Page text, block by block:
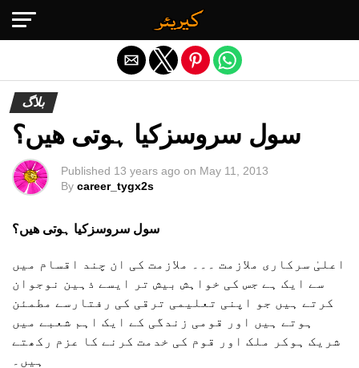
بلاگ
سول سروسزکیا ہوتی ھیں؟
Published 13 years ago on May 11, 2013
By career_tygx2s
سول سروسزکیا ہوتی ھیں؟
اعلیٰ سرکاری ملازمت ۔۔۔ ملازمت کی ان چند اقسام میں
سے ایک ہے جس کی خواہش بیش تر ایسے ذہین نوجوان
کرتے ہیں جو اپنی تعلیمی ترقی کی رفتارسے مطمئن
ہوتے ہیں اور قومی زندگی کے ایک اہم شعبے میں
شریک ہوکر ملک اور قوم کی خدمت کرنے کا عزم رکھتے
ہیں۔
Exit mobile version